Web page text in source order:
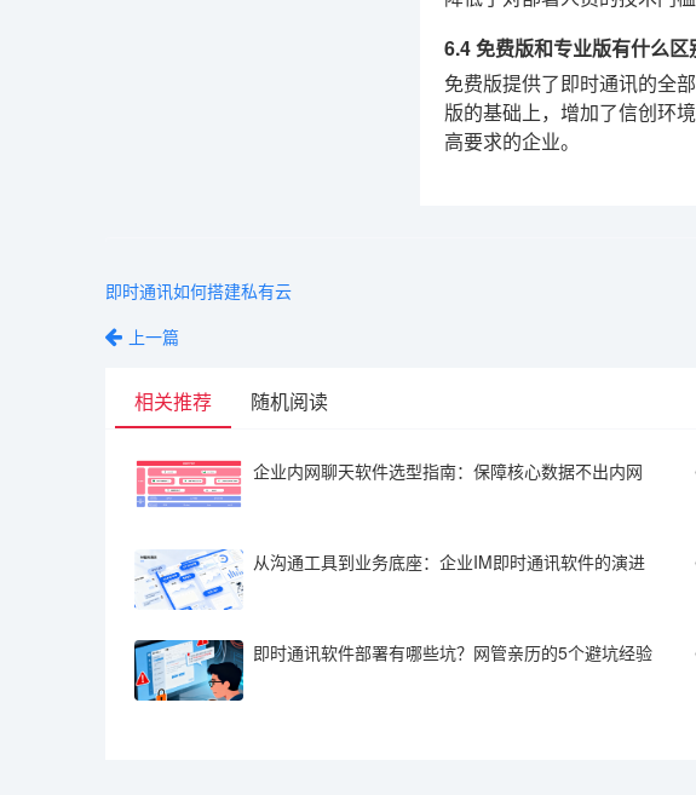
6.4 免费版和专业版有什么区
免费版提供了即时通讯的全
版的基础上，增加了信创环
高要求的企业。
即时通讯如何搭建私有云
上一篇
相关推荐 随机阅读
企业内网聊天软件选型指南：保障核心数据不出内网
从沟通工具到业务底座：企业IM即时通讯软件的演进
即时通讯软件部署有哪些坑？网管亲历的5个避坑经验